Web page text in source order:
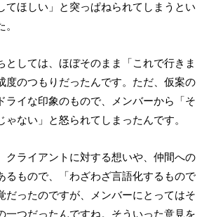
てほしい」と突っぱねられてしまうとい
としては、ほぼそのまま「これで行きま
度のつもりだったんです。ただ、仮案の
ライな印象のもので、メンバーから「そ
ゃない」と怒られてしまったんです。
クライアントに対する想いや、仲間への
るもので、「わざわざ言語化するもので
だったのですが、メンバーにとってはそ
一つだったんですね。そういった意見を